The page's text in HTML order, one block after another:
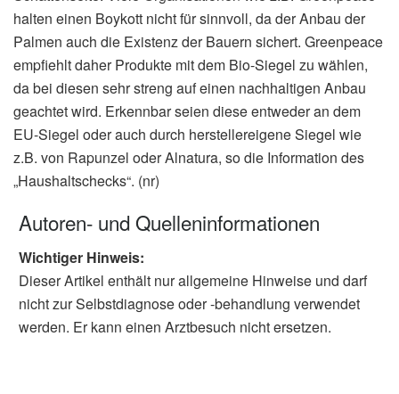
halten einen Boykott nicht für sinnvoll, da der Anbau der
Palmen auch die Existenz der Bauern sichert. Greenpeace
empfiehlt daher Produkte mit dem Bio-Siegel zu wählen,
da bei diesen sehr streng auf einen nachhaltigen Anbau
geachtet wird. Erkennbar seien diese entweder an dem
EU-Siegel oder auch durch herstellereigene Siegel wie
z.B. von Rapunzel oder Alnatura, so die Information des
„Haushaltschecks“. (nr)
Autoren- und Quelleninformationen
Wichtiger Hinweis:
Dieser Artikel enthält nur allgemeine Hinweise und darf
nicht zur Selbstdiagnose oder -behandlung verwendet
werden. Er kann einen Arztbesuch nicht ersetzen.